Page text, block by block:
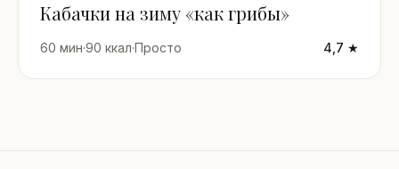
Кабачки на зиму «как грибы»
60 мин·90 ккал·Просто 4,7 ★